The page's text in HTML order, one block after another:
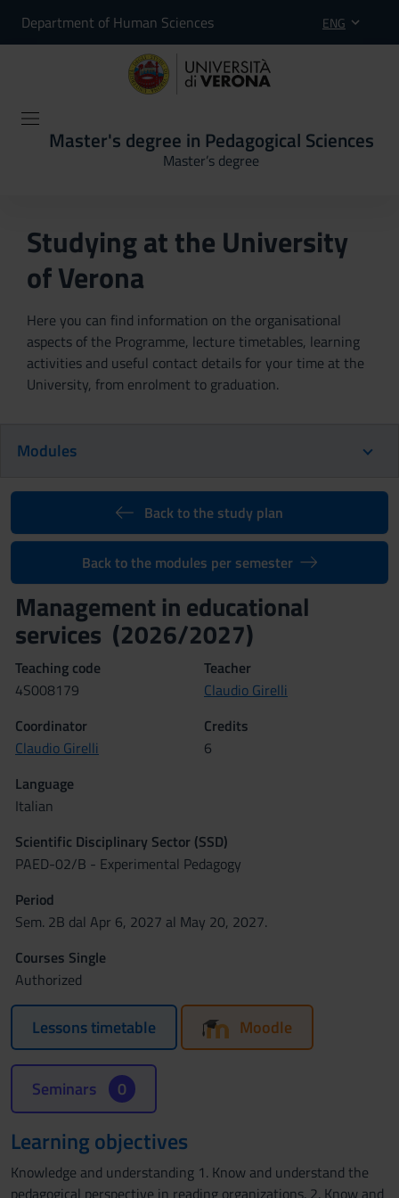
Department of Human Sciences ENG
Master's degree in Pedagogical Sciences
Master’s degree
Studying at the University
of Verona
Here you can find information on the organisational
aspects of the Programme, lecture timetables, learning
activities and useful contact details for your time at the
University, from enrolment to graduation.
Modules
Back to the study plan
Back to the modules per semester
Management in educational
services (2026/2027)
Teaching code
4S008179
Teacher
Claudio Girelli
Coordinator
Claudio Girelli
Credits
6
Language
Italian
Scientific Disciplinary Sector (SSD)
PAED-02/B - Experimental Pedagogy
Period
Sem. 2B dal Apr 6, 2027 al May 20, 2027.
Courses Single
Authorized
Lessons timetable Moodle
Seminars 0
Learning objectives
Knowledge and understanding 1. Know and understand the
pedagogical perspective in reading organizations. 2. Know and